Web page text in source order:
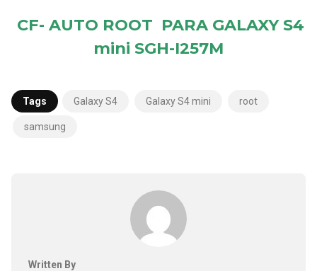
CF- AUTO ROOT PARA GALAXY S4
mini SGH-I257M
Tags Galaxy S4 Galaxy S4 mini root
samsung
Written By